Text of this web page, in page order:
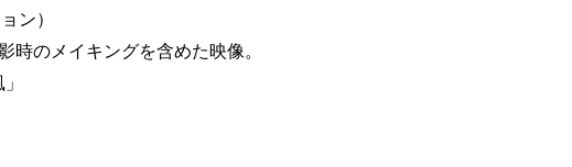
ン）
時のメイキングを含めた映像。